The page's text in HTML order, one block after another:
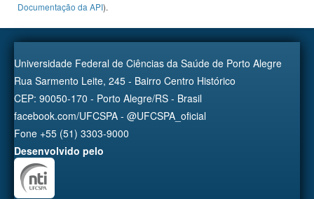
Documentação da API).
Universidade Federal de Ciências da Saúde de Porto Alegre
Rua Sarmento Leite, 245 - Bairro Centro Histórico
CEP: 90050-170 - Porto Alegre/RS - Brasil
facebook.com/UFCSPA - @UFCSPA_oficial
Fone +55 (51) 3303-9000
Desenvolvido pelo